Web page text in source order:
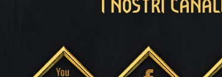
I NOSTRI